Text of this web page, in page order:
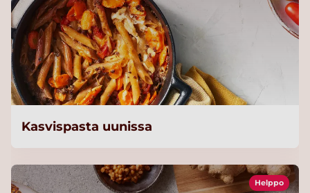
Kasvispasta uunissa
Helppo